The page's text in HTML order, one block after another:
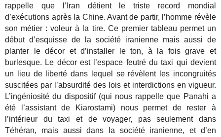
rappelle que l’Iran détient le triste record mondial
d’exécutions après la Chine. Avant de partir, l’homme révèle
son métier : voleur à la tire. Ce premier tableau permet un
début d’esquisse de la société iranienne mais aussi de
planter le décor et d’installer le ton, à la fois grave et
burlesque. Le décor est l’espace feutré du taxi qui devient
un lieu de liberté dans lequel se révèlent les incongruités
suscitées par l’absurdité des lois et interdictions en vigueur.
L’ingéniosité du dispositif (qui nous rappelle que Panahi a
été l’assistant de Kiarostami) nous permet de rester à
l’intérieur du taxi et de voyager, pas seulement dans
Téhéran, mais aussi dans la société iranienne, et d’en